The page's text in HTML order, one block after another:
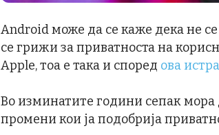
Android може да се каже дека не
се грижи за приватноста на
Apple, тоа е така и според ова
Во изминатите години сепак мора
промени кои ја подобрија